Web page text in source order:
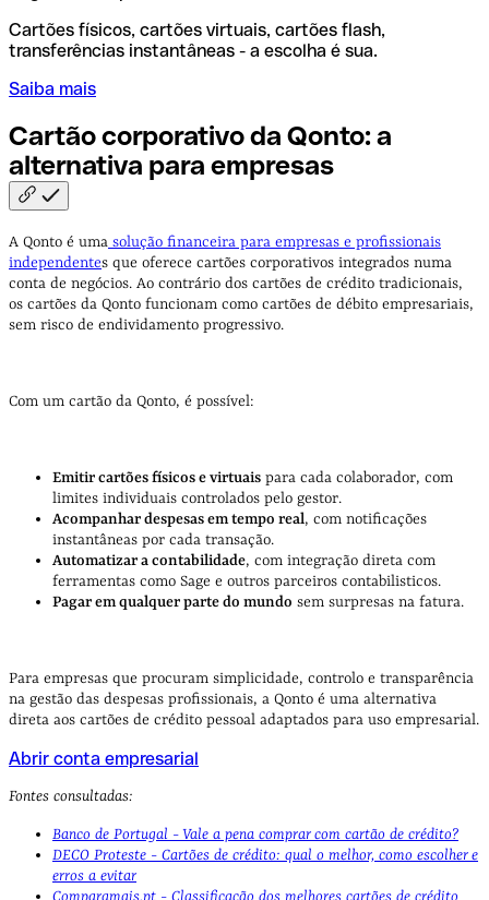
Cartões físicos, cartões virtuais, cartões flash,
transferências instantâneas - a escolha é sua.
Saiba mais
Cartão corporativo da Qonto: a
alternativa para empresas
A Qonto é uma solução financeira para empresas e profissionais
independentes que oferece cartões corporativos integrados numa
conta de negócios. Ao contrário dos cartões de crédito tradicionais,
os cartões da Qonto funcionam como cartões de débito empresariais,
sem risco de endividamento progressivo.
Com um cartão da Qonto, é possível:
Emitir cartões físicos e virtuais para cada colaborador, com
limites individuais controlados pelo gestor.
Acompanhar despesas em tempo real, com notificações
instantâneas por cada transação.
Automatizar a contabilidade, com integração direta com
ferramentas como Sage e outros parceiros contabilisticos.
Pagar em qualquer parte do mundo sem surpresas na fatura.
Para empresas que procuram simplicidade, controlo e transparência
na gestão das despesas profissionais, a Qonto é uma alternativa
direta aos cartões de crédito pessoal adaptados para uso empresarial.
Abrir conta empresarial
Fontes consultadas:
Banco de Portugal - Vale a pena comprar com cartão de crédito?
DECO Proteste - Cartões de crédito: qual o melhor, como escolher e
erros a evitar
Comparamais.pt - Classificação dos melhores cartões de crédito